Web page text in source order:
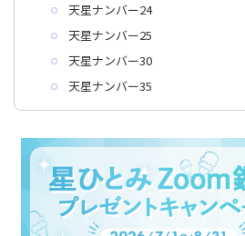
天星ナンバー24
天星ナンバー25
天星ナンバー30
天星ナンバー35